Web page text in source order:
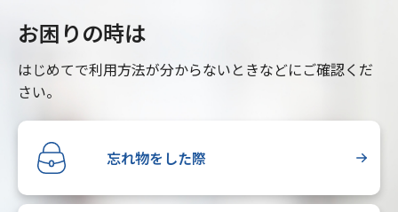
お困りの時は
はじめてで利用方法が分からないときなどにご確認くだ
さい。
忘れ物をした際